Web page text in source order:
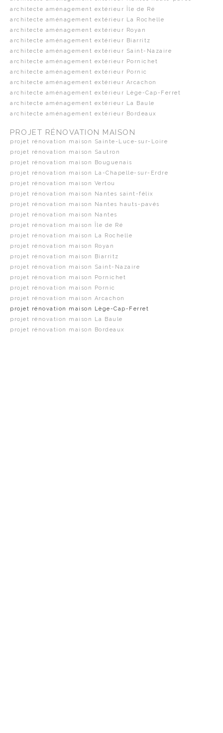
architecte aménagement extérieur Île de Ré
architecte aménagement extérieur La Rochelle
architecte aménagement extérieur Royan
architecte aménagement extérieur Biarritz
architecte aménagement extérieur Saint-Nazaire
architecte aménagement extérieur Pornichet
architecte aménagement extérieur Pornic
architecte aménagement extérieur Arcachon
architecte aménagement extérieur Lège-Cap-Ferret
architecte aménagement extérieur La Baule
architecte aménagement extérieur Bordeaux
PROJET RÉNOVATION MAISON
projet rénovation maison Sainte-Luce-sur-Loire
projet rénovation maison Sautron
projet rénovation maison Bouguenais
projet rénovation maison La-Chapelle-sur-Erdre
projet rénovation maison Vertou
projet rénovation maison Nantes saint-félix
projet rénovation maison Nantes hauts-pavés
projet rénovation maison Nantes
projet rénovation maison Île de Ré
projet rénovation maison La Rochelle
projet rénovation maison Royan
projet rénovation maison Biarritz
projet rénovation maison Saint-Nazaire
projet rénovation maison Pornichet
projet rénovation maison Pornic
projet rénovation maison Arcachon
projet rénovation maison Lège-Cap-Ferret
projet rénovation maison La Baule
projet rénovation maison Bordeaux